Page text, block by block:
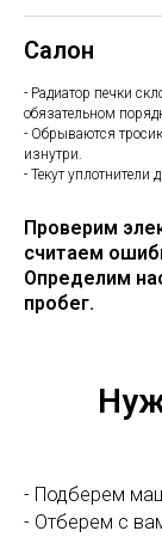
Салон
- Радиатор печки
обязательном
- Обрываются
изнутри.
- Текут уплотнители
Проверим
считаем
Определим
пробег.
- Подберем
- Отберем с